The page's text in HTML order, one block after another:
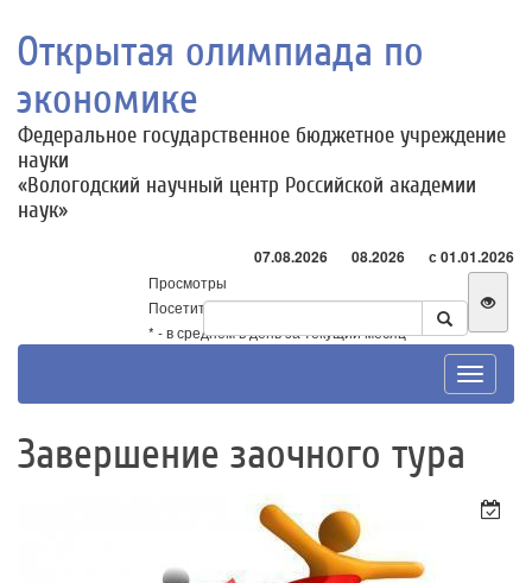
Открытая олимпиада по
экономике
Федеральное государственное бюджетное учреждение
науки
«Вологодский научный центр Российской академии
наук»
07.08.2026 08.2026 с 01.01.2026
Просмотры
Посетители
* - в среднем в день за текущий месяц
Toggle
Завершение заочного тура